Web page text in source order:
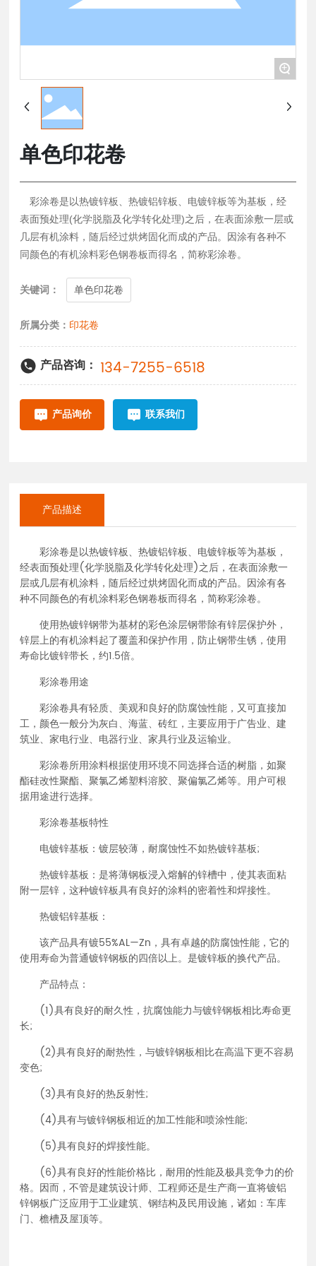
+
单色印花卷
彩涂卷是以热镀锌板、热镀铝锌板、电镀锌板等为基板，经
表面预处理(化学脱脂及化学转化处理)之后，在表面涂敷一层或
几层有机涂料，随后经过烘烤固化而成的产品。因涂有各种不
同颜色的有机涂料彩色钢卷板而得名，简称彩涂卷。
关键词： 单色印花卷
所属分类： 印花卷
产品咨询： 134-7255-6518
产品询价 联系我们
产品描述
彩涂卷是以热镀锌板、热镀铝锌板、电镀锌板等为基板，
经表面预处理(化学脱脂及化学转化处理)之后，在表面涂敷一
层或几层有机涂料，随后经过烘烤固化而成的产品。因涂有各
种不同颜色的有机涂料彩色钢卷板而得名，简称彩涂卷。
使用热镀锌钢带为基材的彩色涂层钢带除有锌层保护外，
锌层上的有机涂料起了覆盖和保护作用，防止钢带生锈，使用
寿命比镀锌带长，约1.5倍。
彩涂卷用途
彩涂卷具有轻质、美观和良好的防腐蚀性能，又可直接加
工，颜色一般分为灰白、海蓝、砖红，主要应用于广告业、建
筑业、家电行业、电器行业、家具行业及运输业。
彩涂卷所用涂料根据使用环境不同选择合适的树脂，如聚
酯硅改性聚酯、聚氯乙烯塑料溶胶、聚偏氯乙烯等。用户可根
据用途进行选择。
彩涂卷基板特性
电镀锌基板：镀层较薄，耐腐蚀性不如热镀锌基板;
热镀锌基板：是将薄钢板浸入熔解的锌槽中，使其表面粘
附一层锌，这种镀锌板具有良好的涂料的密着性和焊接性。
热镀铝锌基板：
该产品具有镀55%AL—Zn，具有卓越的防腐蚀性能，它的
使用寿命为普通镀锌钢板的四倍以上。是镀锌板的换代产品。
产品特点：
(1)具有良好的耐久性，抗腐蚀能力与镀锌钢板相比寿命更
长;
(2)具有良好的耐热性，与镀锌钢板相比在高温下更不容易
变色;
(3)具有良好的热反射性;
(4)具有与镀锌钢板相近的加工性能和喷涂性能;
(5)具有良好的焊接性能。
(6)具有良好的性能价格比，耐用的性能及极具竞争力的价
格。因而，不管是建筑设计师、工程师还是生产商一直将镀铝
锌钢板广泛应用于工业建筑、钢结构及民用设施，诸如：车库
门、檐槽及屋顶等。